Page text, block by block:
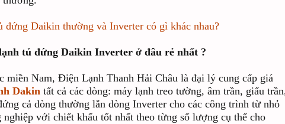
đứng Daikin thường và Inverter có gì khác nhau?
tủ đứng Daikin Inverter ở đâu rẻ nhất ?
miền Nam, Điện Lạnh Thanh Hải Châu là đại lý cung cấp giá
Dakintất cả các dòng: máy lạnh treo tường, âm trần, giấu
cả dòng thường lẫn dòng Inverter cho các công trình từ nhỏ
với chiết khấu tốt nhất theo từng số lượng cụ thể cho